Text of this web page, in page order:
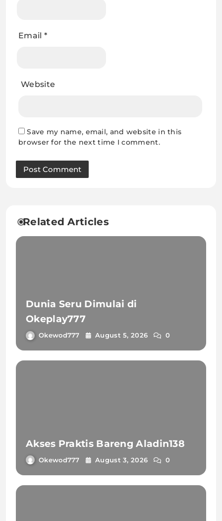
Email *
Website
Save my name, email, and website in this
browser for the next time I comment.
Related Articles
Dunia Seru Dimulai di
Okeplay777
Okewod777 August 5, 2026 0
Akses Praktis Bareng Aladin138
Okewod777 August 3, 2026 0